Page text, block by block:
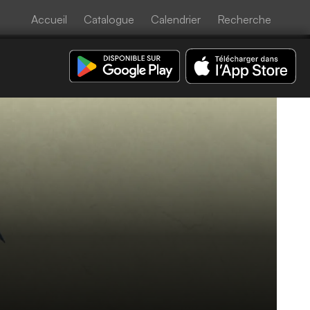
Accueil Catalogue Calendrier Recherche